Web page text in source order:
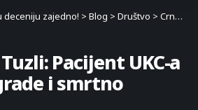
deceniju zajedno! > Blog > Društvo > Crna hronika
Pacijent UKC-a
i smrtno